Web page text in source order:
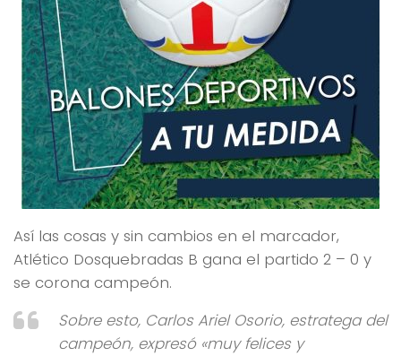
Así las cosas y sin cambios en el marcador,
Atlético Dosquebradas B gana el partido 2 – 0 y
se corona campeón.
Sobre esto, Carlos Ariel Osorio, estratega del
campeón, expresó «muy felices y